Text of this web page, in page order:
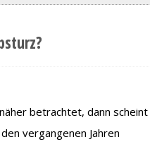
betrachtet, dann scheint
vergangenen Jahren